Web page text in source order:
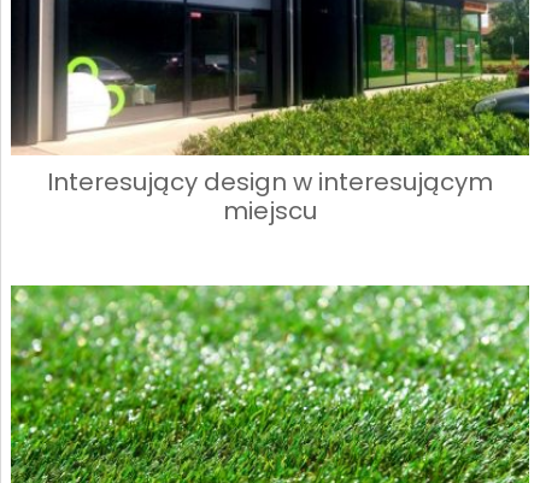
Interesujący design w interesującym
miejscu